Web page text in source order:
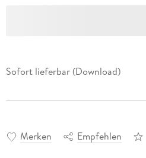
Sofort lieferbar (Download)
Merken Empfehlen